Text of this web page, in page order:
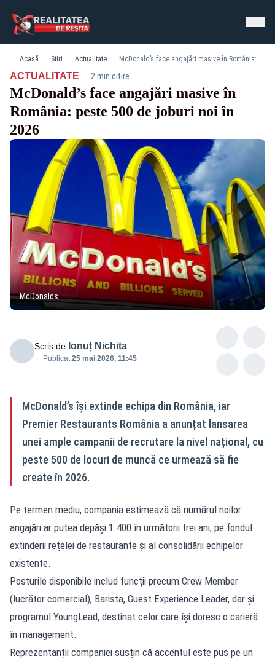
Acasă Știri Actualitate McDonald’s face angajări masive în România: peste 500 de joburi noi în 2026
ACTUALITATE· 2 min citire
McDonald’s face angajări masive în
România: peste 500 de joburi noi în
2026
McDonalds
Scris de Ionuț Nichita
Publicat:25 mai 2026, 11:45
McDonald’s își extinde echipa din România, iar
Premier Restaurants România a anunțat lansarea
unei ample campanii de recrutare la nivel național, cu
peste 500 de locuri de muncă ce urmează să fie
create în 2026.
Pe termen mediu, compania estimează că numărul noilor
angajări ar putea depăși 1.400 în următorii trei ani, pe fondul
extinderii rețelei de restaurante și al consolidării echipelor
existente.
Posturile disponibile includ funcții precum Crew Member
(lucrător comercial), Barista, Guest Experience Leader, dar și
programul YoungLead, destinat celor care își doresc o carieră
în management.
Reprezentanții companiei susțin că accentul este pus pe un